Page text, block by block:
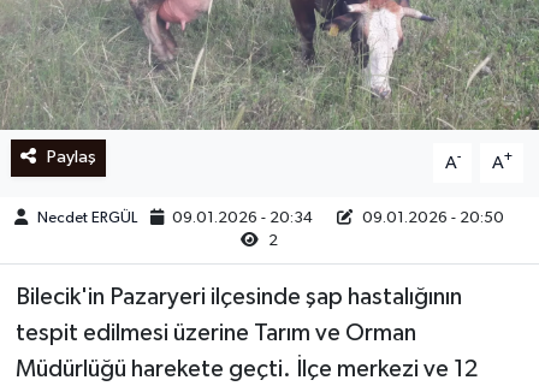
Paylaş A- A+
Necdet ERGÜL 09.01.2026 - 20:34
09.01.2026 - 20:50
2
Bilecik'in Pazaryeri ilçesinde şap hastalığının
tespit edilmesi üzerine Tarım ve Orman
Müdürlüğü harekete geçti. İlçe merkezi ve 12
Ege
İzmir
İletişim
Künye
Yerel